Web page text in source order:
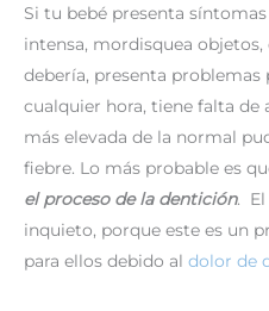
Si tu bebé presenta
intensa, mordisquea
debería, presenta problemas
cualquier hora, tiene falta
más elevada de la normal
fiebre. Lo más probable es
el proceso de la dentición. El
inquieto, porque este es un
para ellos debido al dolor de